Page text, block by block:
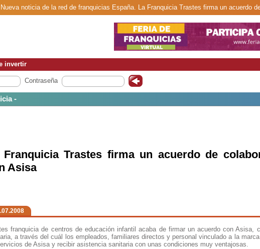
Nueva noticia de la red de franquicias España. La Franquicia Trastes firma un acuerdo
invertir
Contraseña
-
Franquicia Trastes firma un acuerdo de
Asisa
franquicia de centros de educación infantil acaba de firmar un acuerdo con Asisa,
a través del cuál los empleados, familiares directos y personal vinculado a la
de Asisa y recibir asistencia sanitaria con unas condiciones muy ventajosas.